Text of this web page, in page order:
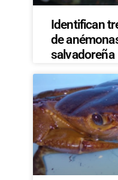
Identifican
de
salvadoreña